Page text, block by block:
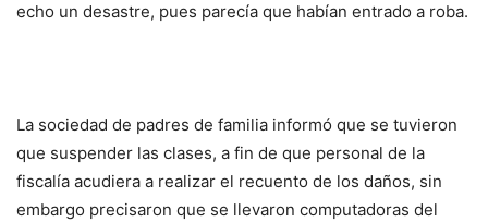
echo un desastre, pues parecía que habían entrado a roba.
La sociedad de padres de familia informó que se tuvieron
que suspender las clases, a fin de que personal de la
fiscalía acudiera a realizar el recuento de los daños, sin
embargo precisaron que se llevaron computadoras del